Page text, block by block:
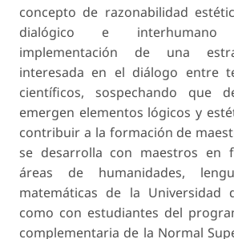
concepto de razonabilidad
dialógico e
implementación de una
interesada en el diálogo entre
científicos, sospechando que
emergen elementos lógicos y
contribuir a la formación de
se desarrolla con maestros en
áreas de humanidades,
matemáticas de la Universidad
como con estudiantes del
complementaria de la Normal